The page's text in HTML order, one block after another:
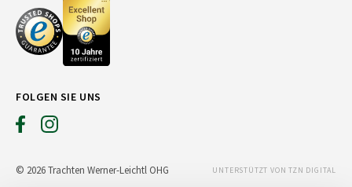
FOLGEN SIE UNS
© 2026 Trachten Werner-Leichtl OHG UNTERSTÜTZT VON TZN DIGITAL